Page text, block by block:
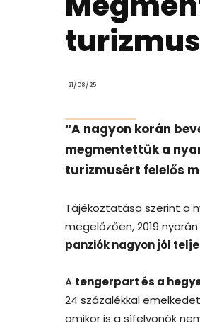
21/08/25
“A nagyon korán
megmentettük a
turizmusért felelős
Tájékoztatása szerint a
megelőzően, 2019
panziók nagyon jól
A tengerpart és a
24 százalékkal
amikor is a sífelvonók